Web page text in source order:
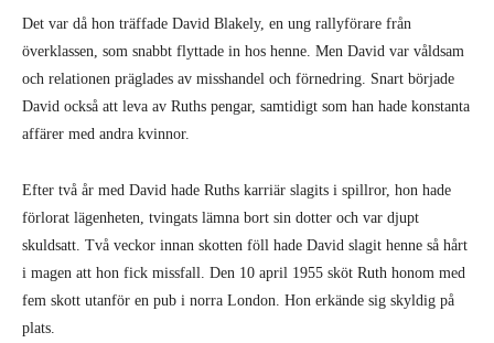
Det var då hon träffade David Blakely, en ung rallyförare från
överklassen, som snabbt flyttade in hos henne. Men David var våldsam
och relationen präglades av misshandel och förnedring. Snart började
David också att leva av Ruths pengar, samtidigt som han hade konstanta
affärer med andra kvinnor.
Efter två år med David hade Ruths karriär slagits i spillror, hon hade
förlorat lägenheten, tvingats lämna bort sin dotter och var djupt
skuldsatt. Två veckor innan skotten föll hade David slagit henne så hårt
i magen att hon fick missfall. Den 10 april 1955 sköt Ruth honom med
fem skott utanför en pub i norra London. Hon erkände sig skyldig på
plats.